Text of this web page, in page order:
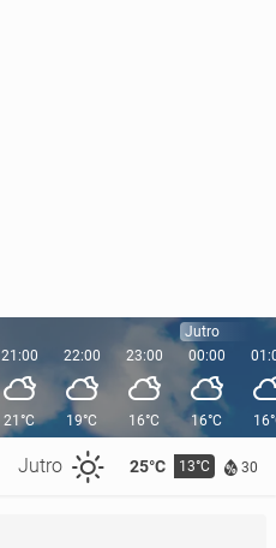
Jutro 25°C 13°C 30
21:00
21°C
22:00
19°C
23:00
16°C
Jutro
00:00
16°C